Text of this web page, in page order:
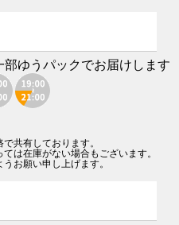
ゆうパックでお届けします
共有しております。
は在庫がない場合もございます。
お願い申し上げます。